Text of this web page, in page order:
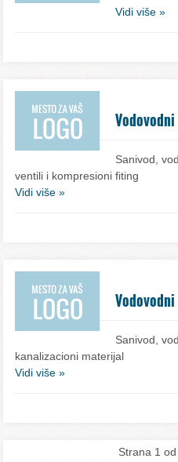
Vidi više »
Sanivod,
ventili i kompresioni fiting
Vidi više »
Sanivod,
kanalizacioni materijal
Vidi više »
Strana 1